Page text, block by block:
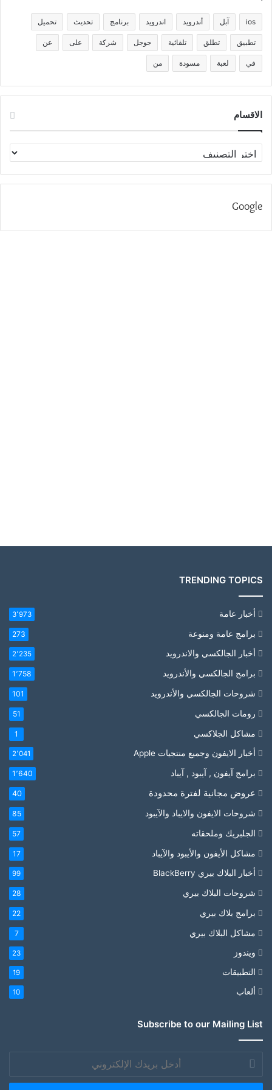
ios آبل أندرويد اندرويد برنامج تحديث تحميل
تطبيق تطلق تلقائية جوجل شركة على عن
في لعبة مسودة من
الاقسام
الاقسام
Google
TRENDING TOPICS
أخبار عامة 3٬973
برامج عامة ومنوعة 273
أخبار الجالكسي والاندرويد 2٬235
برامج الجالكسي والأندرويد 1٬758
شروحات الجالكسي والأندرويد 101
رومات الجالكسي 51
مشاكل الجلاكسي 1
أخبار الايفون وجميع منتجيات Apple 2٬041
برامج آيفون , آيبود , آيباد 1٬640
عروض مجانية لفترة محدودة 40
شروحات الايفون والايباد والآيبود 85
الجلبريك وملحقاته 57
مشاكل الأيفون والأيبود والآيباد 17
أخبار البلاك بيري BlackBerry 99
شروحات البلاك بيري 28
برامج بلاك بيري 22
مشاكل البلاك بيري 7
ويندوز 23
التطبيقات 19
ألعاب 10
Subscribe to our Mailing List
بريدك
الإلكتروني